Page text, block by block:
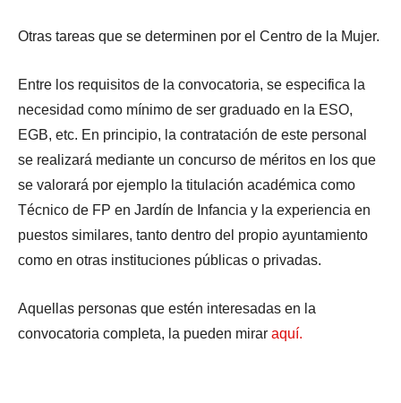
Otras tareas que se determinen por el Centro de la Mujer.
Entre los requisitos de la convocatoria, se especifica la
necesidad como mínimo de ser graduado en la ESO,
EGB, etc. En principio, la contratación de este personal
se realizará mediante un concurso de méritos en los que
se valorará por ejemplo la titulación académica como
Técnico de FP en Jardín de Infancia y la experiencia en
puestos similares, tanto dentro del propio ayuntamiento
como en otras instituciones públicas o privadas.
Aquellas personas que estén interesadas en la
convocatoria completa, la pueden mirar aquí.